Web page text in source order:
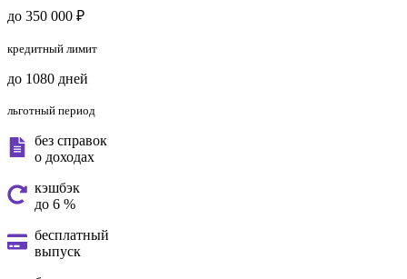
до 350 000 ₽
кредитный лимит
до 1080 дней
льготный период
без справок
о доходах
кэшбэк
до 6 %
бесплатный
выпуск